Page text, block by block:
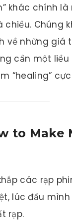
khác chính
Chúng
về những giá
cần một
“healing”
to
các rạp
lúc đầu
rạp.